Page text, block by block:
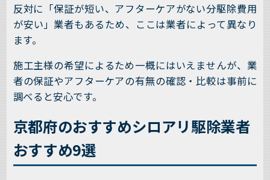
反対に「保証が短い、アフターケアがない分駆除費用
が安い」業者もあるため、ここは業者によって異なり
ます。
施工主様の希望によるため一概にはいえませんが、業
者の保証やアフターケアの有無の確認・比較は事前に
調べると安心です。
京都府のおすすめシロアリ駆除業者
おすすめ9選